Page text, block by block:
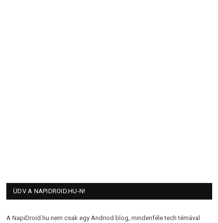
ÜDV A NAPIDROID.HU-N!
A NapiDroid.hu nem csak egy Andriod blog, mindenféle tech témával